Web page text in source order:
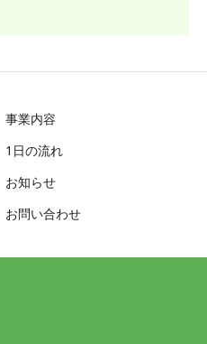
事業内容
1日の流れ
お知らせ
お問い合わせ